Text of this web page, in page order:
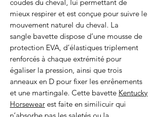
coudes du cheval, lui permettant de
mieux respirer et est conçue pour suivre le
mouvement naturel du cheval. La
sangle bavette dispose d’une mousse de
protection EVA, d’élastiques triplement
renforcés à chaque extrémité pour
égaliser la pression, ainsi que trois
anneaux en D pour fixer les enrênements
et une martingale. Cette bavette Kentucky
Horsewear est faite en similicuir qui
n’absorbe pas les saletés ou la